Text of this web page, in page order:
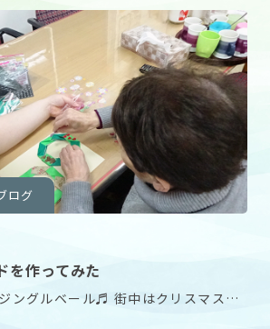
ログ
を作ってみた
ングルベール♬ 街中はクリスマスソ